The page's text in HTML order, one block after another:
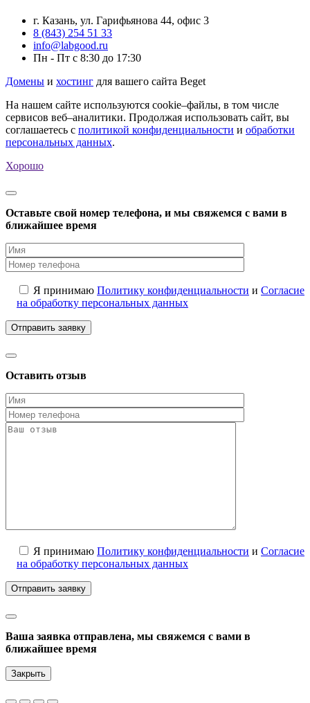
г. Казань, ул. Гарифьянова 44, офис 3
8 (843) 254 51 33
info@labgood.ru
Пн - Пт с 8:30 до 17:30
Домены и хостинг для вашего сайта Beget
На нашем сайте используются cookie–файлы, в том числе
сервисов веб–аналитики. Продолжая использовать сайт, вы
соглашаетесь с политикой конфиденциальности и обработки
персональных данных.
Хорошо
Оставьте свой номер телефона, и мы свяжемся с вами в
ближайшее время
Я принимаю Политику конфиденциальности и Согласие
на обработку персональных данных
Оставить отзыв
Я принимаю Политику конфиденциальности и Согласие
на обработку персональных данных
Ваша заявка отправлена, мы свяжемся с вами в
ближайшее время
Закрыть